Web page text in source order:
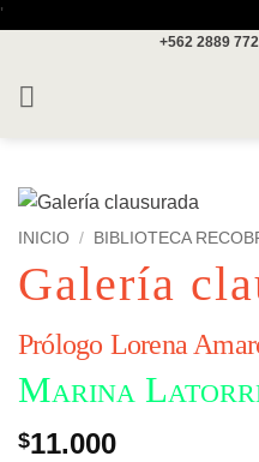
'
+562 2889
INICIO / BIBLIOTECA
Galería
Prólogo Lorena
Marina
$11.000